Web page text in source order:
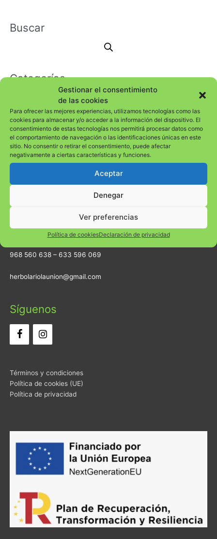
Gestionar el consentimiento
de las cookies
Para ofrecer las mejores experiencias, utilizamos tecnologías como las
cookies para almacenar y/o acceder a la información del dispositivo. El
consentimiento de estas tecnologías nos permitirá procesar datos como
el comportamiento de navegación o las identificaciones únicas en este
sitio. No consentir o retirar el consentimiento, puede afectar
negativamente a ciertas características y funciones.
Aceptar
Denegar
Ver preferencias
Política de cookiesDeclaración de privacidad
Buscar
Categorías
Selecciona una categoría
Encuéntranos
Dirección
Calle Mayor 96 (al lado BBVA) 30360 La Unión (Murcia)
968 560 638 – 633 596 069
herbolariolaunion@gmail.com
Síguenos
Términos y condiciones
Política de cookies (UE)
Política de privacidad